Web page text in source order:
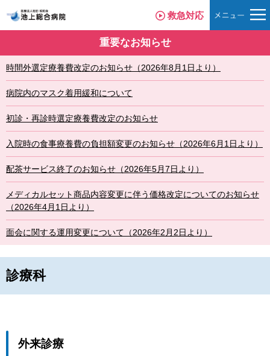
救急対応
重要なお知らせ
時間外選定療養費改定のお知らせ（2026年8月1日より）
病院内のマスク着用緩和について
初診・再診時選定療養費改定のお知らせ
入院時の食事療養費の負担額変更のお知らせ（2026年6月1日より）
配茶サービス終了のお知らせ（2026年5月7日より）
メディカルセット商品内容変更に伴う価格改定についてのお知らせ
（2026年4月1日より）
面会に関する運用変更について（2026年2月2日より）
診療科
外来診療